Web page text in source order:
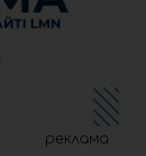
реклама